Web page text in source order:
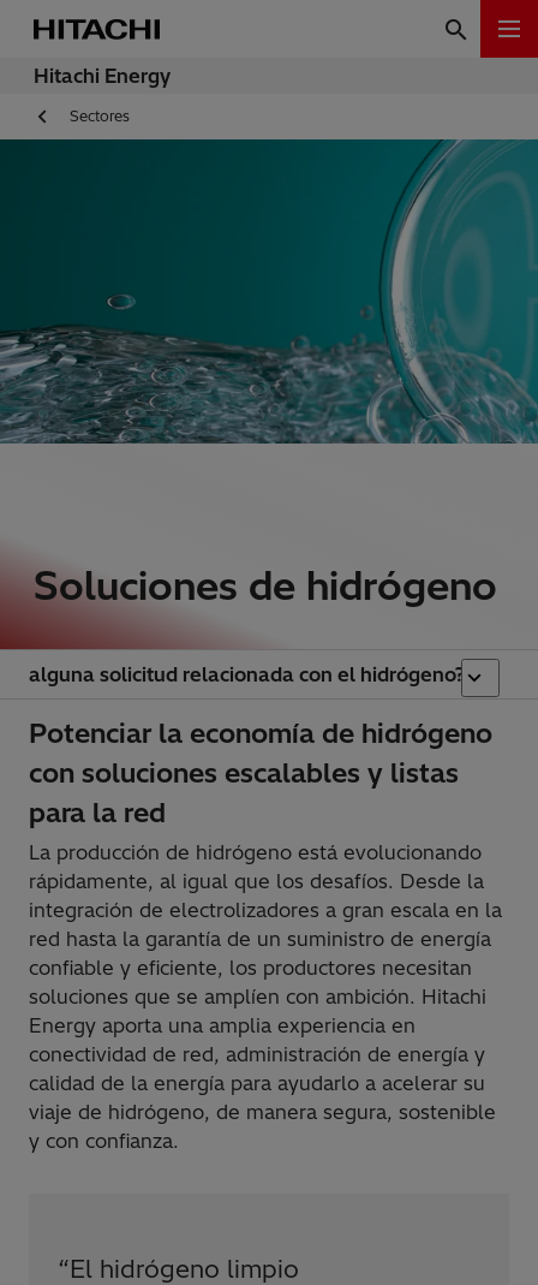
Hitachi Energy
Sectores
Soluciones de hidrógeno
alguna solicitud relacionada con el hidrógeno?
Potenciar la economía de hidrógeno
con soluciones escalables y listas
para la red
La producción de hidrógeno está evolucionando
rápidamente, al igual que los desafíos. Desde la
integración de electrolizadores a gran escala en la
red hasta la garantía de un suministro de energía
confiable y eficiente, los productores necesitan
soluciones que se amplíen con ambición. Hitachi
Energy aporta una amplia experiencia en
conectividad de red, administración de energía y
calidad de la energía para ayudarlo a acelerar su
viaje de hidrógeno, de manera segura, sostenible
y con confianza.
“El hidrógeno limpio